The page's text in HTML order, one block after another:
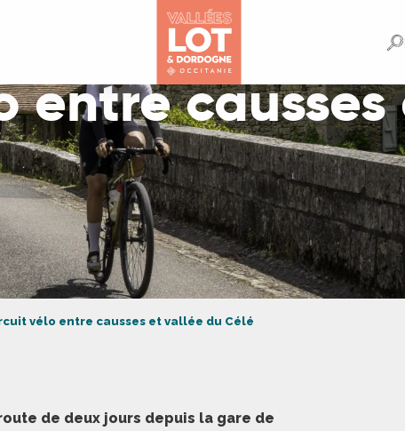
entre
vélo entre causses et vallée du Célé
de deux jours depuis la gare de